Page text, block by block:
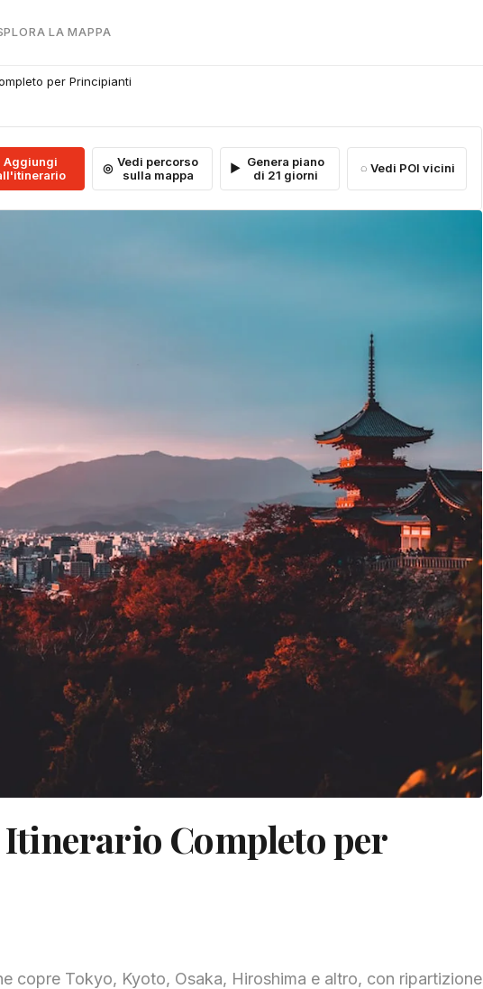
LA MAPPA
per Principianti
Aggiungi
Vedi percorso
sulla mappa
Genera piano
di 21 giorni
Vedi POI vicini
Itinerario Completo per
copre Tokyo, Kyoto, Osaka, Hiroshima e altro, con ripartizione